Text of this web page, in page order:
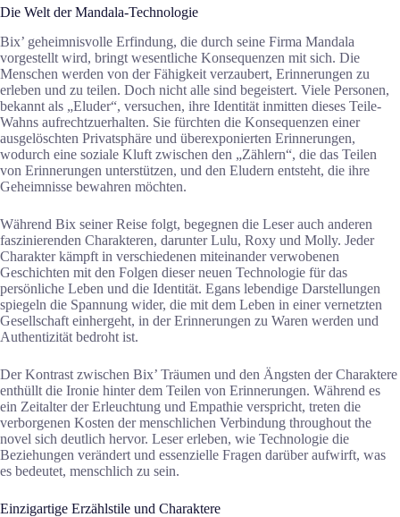
Die Welt der Mandala-Technologie
Bix’ geheimnisvolle Erfindung, die durch seine Firma Mandala
vorgestellt wird, bringt wesentliche Konsequenzen mit sich. Die
Menschen werden von der Fähigkeit verzaubert, Erinnerungen zu
erleben und zu teilen. Doch nicht alle sind begeistert. Viele Personen,
bekannt als „Eluder“, versuchen, ihre Identität inmitten dieses Teile-
Wahns aufrechtzuerhalten. Sie fürchten die Konsequenzen einer
ausgelöschten Privatsphäre und überexponierten Erinnerungen,
wodurch eine soziale Kluft zwischen den „Zählern“, die das Teilen
von Erinnerungen unterstützen, und den Eludern entsteht, die ihre
Geheimnisse bewahren möchten.
Während Bix seiner Reise folgt, begegnen die Leser auch anderen
faszinierenden Charakteren, darunter Lulu, Roxy und Molly. Jeder
Charakter kämpft in verschiedenen miteinander verwobenen
Geschichten mit den Folgen dieser neuen Technologie für das
persönliche Leben und die Identität. Egans lebendige Darstellungen
spiegeln die Spannung wider, die mit dem Leben in einer vernetzten
Gesellschaft einhergeht, in der Erinnerungen zu Waren werden und
Authentizität bedroht ist.
Der Kontrast zwischen Bix’ Träumen und den Ängsten der Charaktere
enthüllt die Ironie hinter dem Teilen von Erinnerungen. Während es
ein Zeitalter der Erleuchtung und Empathie verspricht, treten die
verborgenen Kosten der menschlichen Verbindung throughout the
novel sich deutlich hervor. Leser erleben, wie Technologie die
Beziehungen verändert und essenzielle Fragen darüber aufwirft, was
es bedeutet, menschlich zu sein.
Einzigartige Erzählstile und Charaktere